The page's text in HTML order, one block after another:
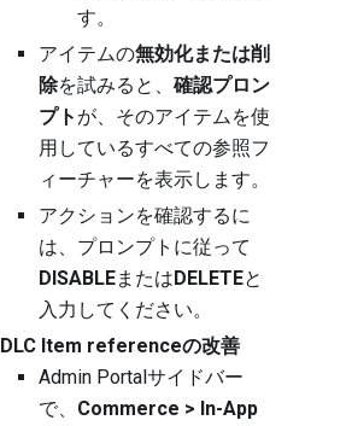
す。
アイテムの無効化または削
除を試みると、 確認プロン
プト が、そのアイテムを使
用しているすべての参照フ
ィーチャーを表示します。
アクションを確認するに
は、プロンプトに従って
DISABLEまたはDELETEと
入力してください。
DLC Item referenceの改善
Admin Portalサイドバー
で、 Commerce > In-App